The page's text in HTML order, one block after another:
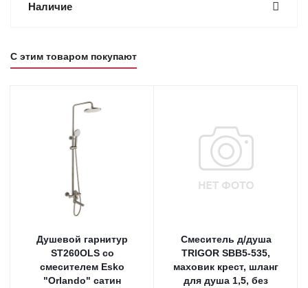
Наличие
С этим товаром покупают
Душевой гарнитур
ST260OLS со
смесителем Esko
"Orlando" сатин
Смеситель д/душа
TRIGOR SBB5-535,
маховик крест, шланг
для душа 1,5, без